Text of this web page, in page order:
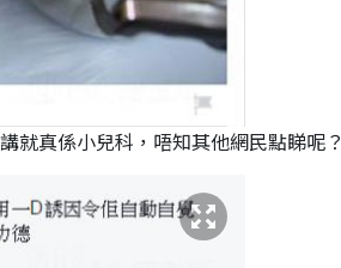
就真係小兒科，唔知其他網民點睇呢？